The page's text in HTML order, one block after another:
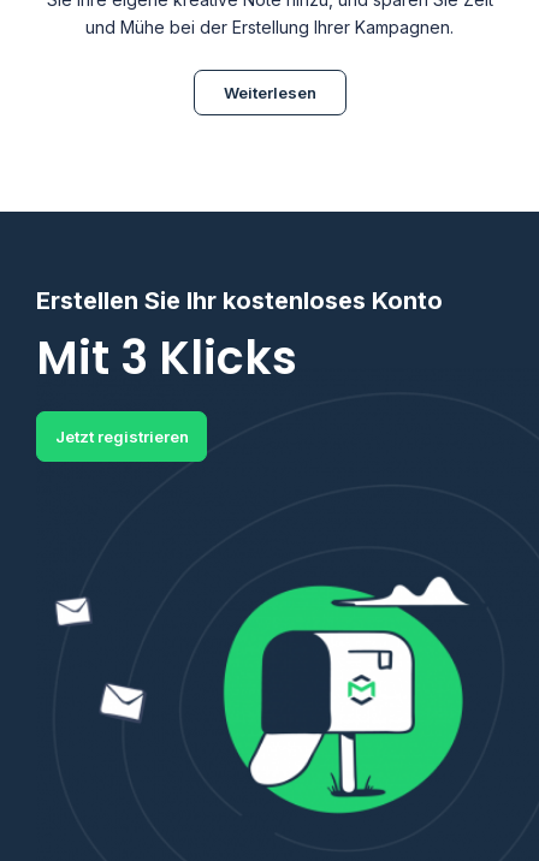
und Mühe bei der Erstellung Ihrer Kampagnen.
Weiterlesen
Erstellen Sie Ihr kostenloses Konto
Mit 3 Klicks
Jetzt registrieren